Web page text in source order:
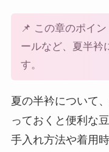
📌 この章のポイ
ールなど、夏半衿
す。
夏の半衿について
っておくと便利な
手入れ方法や着用